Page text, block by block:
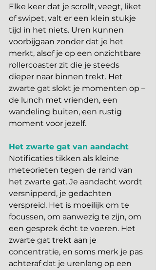
Elke keer dat je scrollt, veegt, liket
of swipet, valt er een klein stukje
tijd in het niets. Uren kunnen
voorbijgaan zonder dat je het
merkt, alsof je op een onzichtbare
rollercoaster zit die je steeds
dieper naar binnen trekt. Het
zwarte gat slokt je momenten op –
de lunch met vrienden, een
wandeling buiten, een rustig
moment voor jezelf.
Het zwarte gat van aandacht
Notificaties tikken als kleine
meteorieten tegen de rand van
het zwarte gat. Je aandacht wordt
versnipperd, je gedachten
verspreid. Het is moeilijk om te
focussen, om aanwezig te zijn, om
een gesprek écht te voeren. Het
zwarte gat trekt aan je
concentratie, en soms merk je pas
achteraf dat je urenlang op een